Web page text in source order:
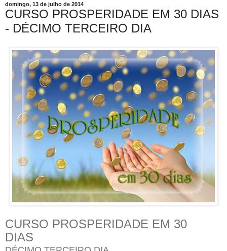
domingo, 13 de julho de 2014
CURSO PROSPERIDADE EM 30 DIAS
- DÉCIMO TERCEIRO DIA
CURSO PROSPERIDADE EM 30
DIAS